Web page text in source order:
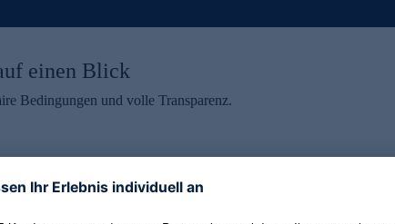
einen Blick
Bedingungen und volle Transparenz.
erhalten